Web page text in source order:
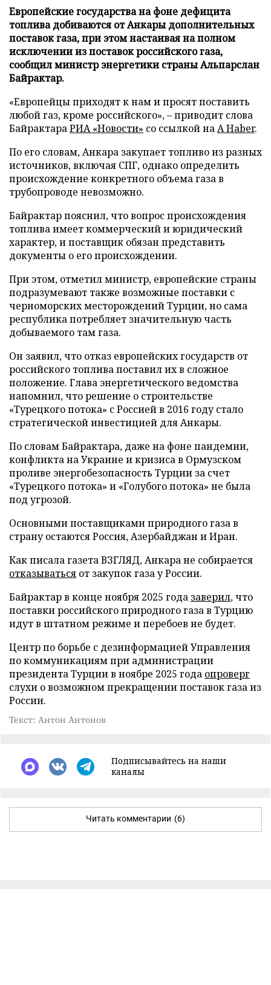
Европейские государства на фоне дефицита
топлива добиваются от Анкары дополнительных
поставок газа, при этом настаивая на полном
исключении из поставок российского газа,
сообщил министр энергетики страны Альпарслан
Байрактар.
«Европейцы приходят к нам и просят поставить
любой газ, кроме российского», – приводит слова
БайрактараРИА «Новости» со ссылкой наA Haber.
По его словам, Анкара закупает топливо из разных
источников, включая СПГ, однако определить
происхождение конкретного объема газа в
трубопроводе невозможно.
Байрактар пояснил, что вопрос происхождения
топлива имеет коммерческий и юридический
характер, и поставщик обязан представить
документы о его происхождении.
При этом, отметил министр, европейские страны
подразумевают также возможные поставки с
черноморских месторождений Турции, но сама
республика потребляет значительную часть
добываемого там газа.
Он заявил, что отказ европейских государств от
российского топлива поставил их в сложное
положение. Глава энергетического ведомства
напомнил, что решение о строительстве
«Турецкого потока» с Россией в 2016 году стало
стратегической инвестицией для Анкары.
По словам Байрактара, даже на фоне пандемии,
конфликта на Украине и кризиса в Ормузском
проливе энергобезопасность Турции за счет
«Турецкого потока» и «Голубого потока» не была
под угрозой.
Основными поставщиками природного газа в
страну остаются Россия, Азербайджан и Иран.
Как писала газета ВЗГЛЯД, Анкара не собирается
отказываться от закупок газа у России.
Байрактар в конце ноября 2025 года заверил, что
поставки российского природного газа в Турцию
идут в штатном режиме и перебоев не будет.
Центр по борьбе с дезинформацией Управления
по коммуникациям при администрации
президента Турции в ноябре 2025 года опроверг
слухи о возможном прекращении поставок газа из
России.
Текст: Антон Антонов
Подписывайтесь на наши
каналы
Читать комментарии (6)